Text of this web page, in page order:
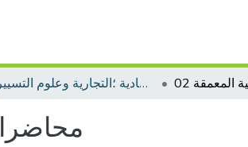
مطبوعات أساتذة كلية العلوم الإقتصادية ؛التجارية وعلوم التسيير